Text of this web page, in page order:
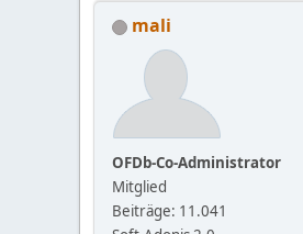
mali
OFDb-Co-Administrator
Mitglied
Beiträge: 11.041